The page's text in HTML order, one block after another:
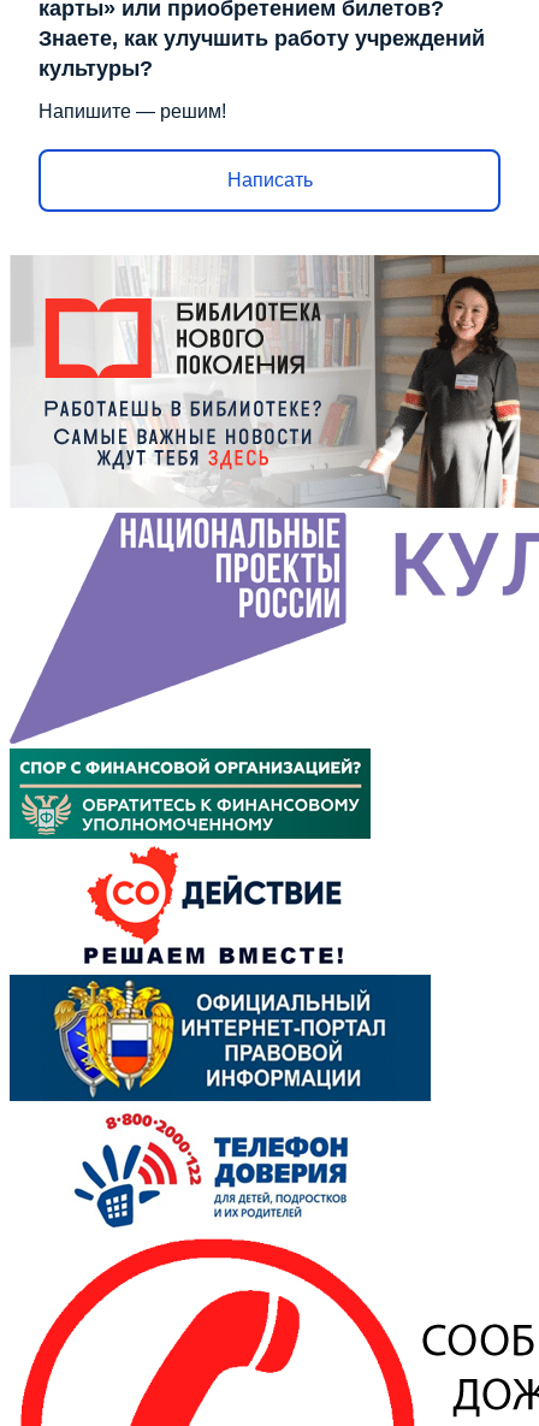
карты» или приобретением билетов?
Знаете, как улучшить работу учреждений
культуры?
Напишите — решим!
Написать